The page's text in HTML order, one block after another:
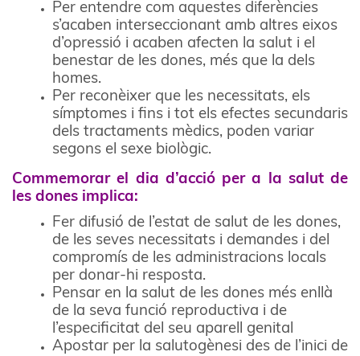
Per entendre com aquestes diferències
s’acaben interseccionant amb altres eixos
d’opressió i acaben afecten la salut i el
benestar de les dones, més que la dels
homes.
Per reconèixer que les necessitats, els
símptomes i fins i tot els efectes secundaris
dels tractaments mèdics, poden variar
segons el sexe biològic.
Commemorar el dia d’acció per a la salut de
les dones implica:
Fer difusió de l’estat de salut de les dones,
de les seves necessitats i demandes i del
compromís de les administracions locals
per donar-hi resposta.
Pensar en la salut de les dones més enllà
de la seva funció reproductiva i de
l’especificitat del seu aparell genital
Apostar per la salutogènesi des de l’inici de